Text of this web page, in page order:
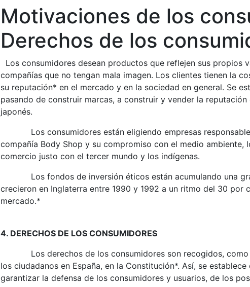
Motivaciones de los
Derechos de los
Los consumidores desean productos que reflejen sus propios
compañías que no tengan mala imagen. Los clientes tienen la
su reputación* en el mercado y en la sociedad en general. Se
pasando de construir marcas, a construir y vender la
japonés.
Los consumidores están eligiendo empresas
compañía Body Shop y su compromiso con el medio ambiente,
comercio justo con el tercer mundo y los indígenas.
Los fondos de inversión éticos están acumulando una
crecieron en Inglaterra entre 1990 y 1992 a un ritmo del 30 por
mercado.*
4. DERECHOS DE LOS CONSUMIDORES
Los derechos de los consumidores son recogidos, como
los ciudadanos en España, en la Constitución*. Así, se
garantizar la defensa de los consumidores y usuarios, de los